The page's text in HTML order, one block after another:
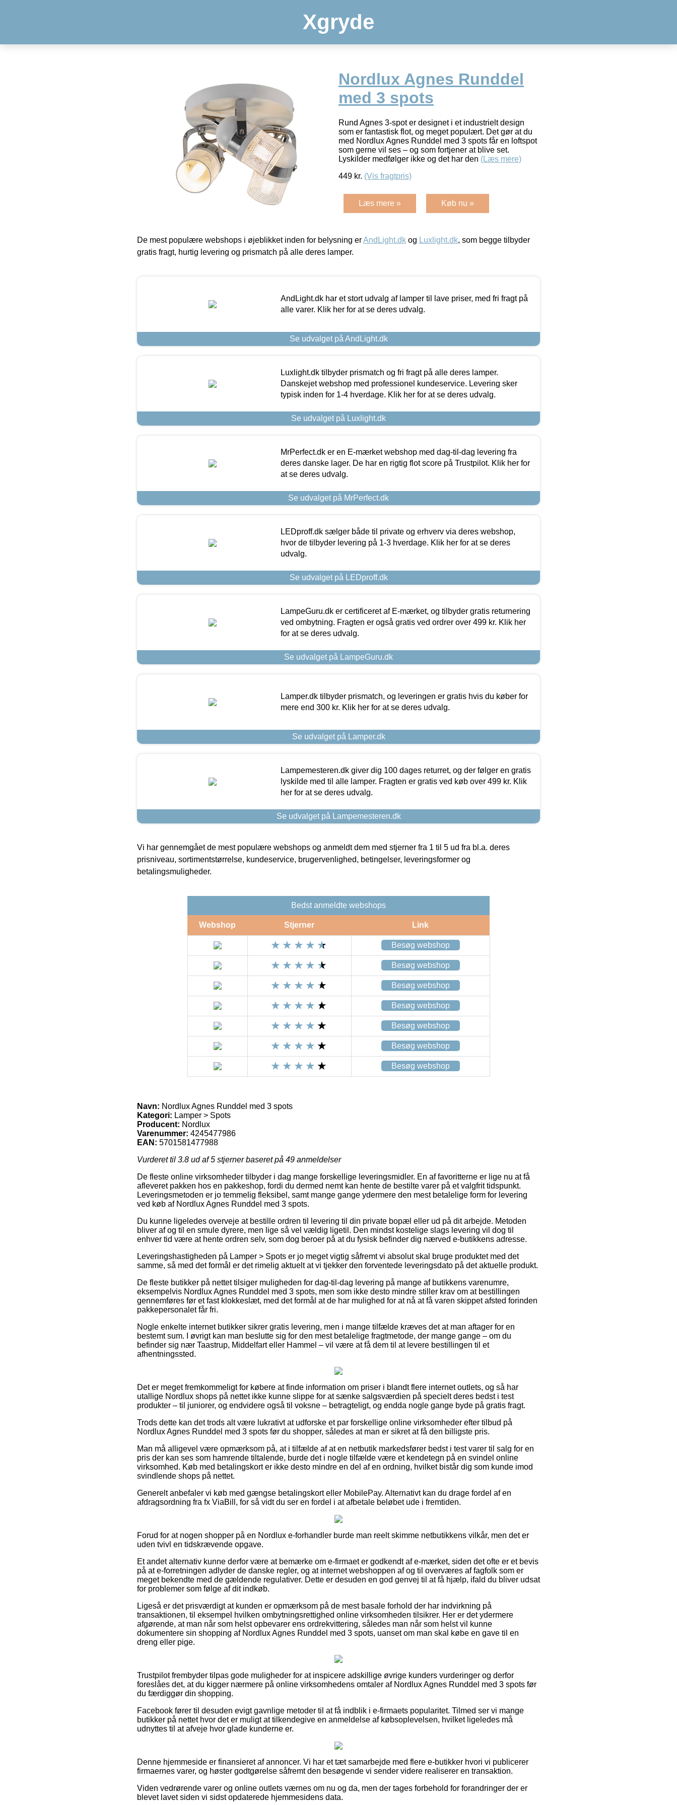
Xgryde
Nordlux Agnes Runddel
med 3 spots
Rund Agnes 3-spot er designet i et industrielt design
som er fantastisk flot, og meget populært. Det gør at du
med Nordlux Agnes Runddel med 3 spots får en loftspot
som gerne vil ses – og som fortjener at blive set.
Lyskilder medfølger ikke og det har den (Læs mere)
449 kr. (Vis fragtpris)
Læs mere » Køb nu »
De mest populære webshops i øjeblikket inden for belysning erAndLight.dk og Luxlight.dk, som begge tilbyder
gratis fragt, hurtig levering og prismatch på alle deres lamper.
AndLight.dk har et stort udvalg af lamper til lave priser, med fri fragt på
alle varer. Klik her for at se deres udvalg.
Se udvalget på AndLight.dk
Luxlight.dk tilbyder prismatch og fri fragt på alle deres lamper.
Danskejet webshop med professionel kundeservice. Levering sker
typisk inden for 1-4 hverdage. Klik her for at se deres udvalg.
Se udvalget på Luxlight.dk
MrPerfect.dk er en E-mærket webshop med dag-til-dag levering fra
deres danske lager. De har en rigtig flot score på Trustpilot. Klik her for
at se deres udvalg.
Se udvalget på MrPerfect.dk
LEDproff.dk sælger både til private og erhverv via deres webshop,
hvor de tilbyder levering på 1-3 hverdage. Klik her for at se deres
udvalg.
Se udvalget på LEDproff.dk
LampeGuru.dk er certificeret af E-mærket, og tilbyder gratis returnering
ved ombytning. Fragten er også gratis ved ordrer over 499 kr. Klik her
for at se deres udvalg.
Se udvalget på LampeGuru.dk
Lamper.dk tilbyder prismatch, og leveringen er gratis hvis du køber for
mere end 300 kr. Klik her for at se deres udvalg.
Se udvalget på Lamper.dk
Lampemesteren.dk giver dig 100 dages returret, og der følger en gratis
lyskilde med til alle lamper. Fragten er gratis ved køb over 499 kr. Klik
her for at se deres udvalg.
Se udvalget på Lampemesteren.dk
Vi har gennemgået de mest populære webshops og anmeldt dem med stjerner fra 1 til 5 ud fra bl.a. deres
prisniveau, sortimentstørrelse, kundeservice, brugervenlighed, betingelser, leveringsformer og
betalingsmuligheder.
Bedst anmeldte webshops
Webshop Stjerner Link
Besøg webshop
Besøg webshop
Besøg webshop
Besøg webshop
Besøg webshop
Besøg webshop
Besøg webshop
Navn: Nordlux Agnes Runddel med 3 spots
Kategori: Lamper > Spots
Producent: Nordlux
Varenummer: 4245477986
EAN: 5701581477988
Vurderet til 3.8 ud af 5 stjerner baseret på 49 anmeldelser
De fleste online virksomheder tilbyder i dag mange forskellige leveringsmidler. En af favoritterne er lige nu at få
afleveret pakken hos en pakkeshop, fordi du dermed nemt kan hente de bestilte varer på et valgfrit tidspunkt.
Leveringsmetoden er jo temmelig fleksibel, samt mange gange ydermere den mest betalelige form for levering
ved køb af Nordlux Agnes Runddel med 3 spots.
Du kunne ligeledes overveje at bestille ordren til levering til din private bopæl eller ud på dit arbejde. Metoden
bliver af og til en smule dyrere, men lige så vel vældig ligetil. Den mindst kostelige slags levering vil dog til
enhver tid være at hente ordren selv, som dog beroer på at du fysisk befinder dig nærved e-butikkens adresse.
Leveringshastigheden på Lamper > Spots er jo meget vigtig såfremt vi absolut skal bruge produktet med det
samme, så med det formål er det rimelig aktuelt at vi tjekker den forventede leveringsdato på det aktuelle produkt.
De fleste butikker på nettet tilsiger muligheden for dag-til-dag levering på mange af butikkens varenumre,
eksempelvis Nordlux Agnes Runddel med 3 spots, men som ikke desto mindre stiller krav om at bestillingen
gennemføres før et fast klokkeslæt, med det formål at de har mulighed for at nå at få varen skippet afsted forinden
pakkepersonalet får fri.
Nogle enkelte internet butikker sikrer gratis levering, men i mange tilfælde kræves det at man aftager for en
bestemt sum. I øvrigt kan man beslutte sig for den mest betalelige fragtmetode, der mange gange – om du
befinder sig nær Taastrup, Middelfart eller Hammel – vil være at få dem til at levere bestillingen til et
afhentningssted.
Det er meget fremkommeligt for købere at finde information om priser i blandt flere internet outlets, og så har
utallige Nordlux shops på nettet ikke kunne slippe for at sænke salgsværdien på specielt deres bedst i test
produkter – til juniorer, og endvidere også til voksne – betragteligt, og endda nogle gange byde på gratis fragt.
Trods dette kan det trods alt være lukrativt at udforske et par forskellige online virksomheder efter tilbud på
Nordlux Agnes Runddel med 3 spots før du shopper, således at man er sikret at få den billigste pris.
Man må alligevel være opmærksom på, at i tilfælde af at en netbutik markedsfører bedst i test varer til salg for en
pris der kan ses som hamrende tiltalende, burde det i nogle tilfælde være et kendetegn på en svindel online
virksomhed. Køb med betalingskort er ikke desto mindre en del af en ordning, hvilket bistår dig som kunde imod
svindlende shops på nettet.
Generelt anbefaler vi køb med gængse betalingskort eller MobilePay. Alternativt kan du drage fordel af en
afdragsordning fra fx ViaBill, for så vidt du ser en fordel i at afbetale beløbet ude i fremtiden.
Forud for at nogen shopper på en Nordlux e-forhandler burde man reelt skimme netbutikkens vilkår, men det er
uden tvivl en tidskrævende opgave.
Et andet alternativ kunne derfor være at bemærke om e-firmaet er godkendt af e-mærket, siden det ofte er et bevis
på at e-forretningen adlyder de danske regler, og at internet webshoppen af og til overværes af fagfolk som er
meget bekendte med de gældende regulativer. Dette er desuden en god genvej til at få hjælp, ifald du bliver udsat
for problemer som følge af dit indkøb.
Ligeså er det prisværdigt at kunden er opmærksom på de mest basale forhold der har indvirkning på
transaktionen, til eksempel hvilken ombytningsrettighed online virksomheden tilsikrer. Her er det ydermere
afgørende, at man når som helst opbevarer ens ordrekvittering, således man når som helst vil kunne
dokumentere sin shopping af Nordlux Agnes Runddel med 3 spots, uanset om man skal købe en gave til en
dreng eller pige.
Trustpilot frembyder tilpas gode muligheder for at inspicere adskillige øvrige kunders vurderinger og derfor
foreslåes det, at du kigger nærmere på online virksomhedens omtaler af Nordlux Agnes Runddel med 3 spots før
du færdiggør din shopping.
Facebook fører til desuden evigt gavnlige metoder til at få indblik i e-firmaets popularitet. Tilmed ser vi mange
butikker på nettet hvor det er muligt at tilkendegive en anmeldelse af købsoplevelsen, hvilket ligeledes må
udnyttes til at afveje hvor glade kunderne er.
Denne hjemmeside er finansieret af annoncer. Vi har et tæt samarbejde med flere e-butikker hvori vi publicerer
firmaernes varer, og høster godtgørelse såfremt den besøgende vi sender videre realiserer en transaktion.
Viden vedrørende varer og online outlets værnes om nu og da, men der tages forbehold for forandringer der er
blevet lavet siden vi sidst opdaterede hjemmesidens data.